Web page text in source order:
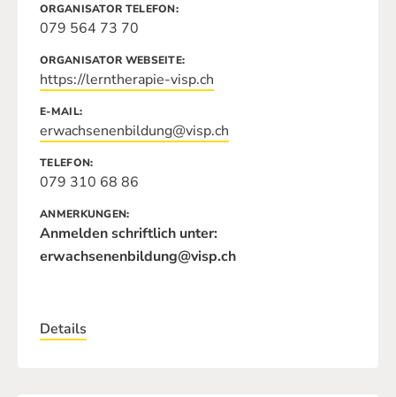
ORGANISATOR TELEFON
079 564 73 70
ORGANISATOR WEBSEITE
https://lerntherapie-visp.ch
E-MAIL
erwachsenenbildung@visp.ch
TELEFON
079 310 68 86
ANMERKUNGEN
Anmelden schriftlich unter:
erwachsenenbildung@visp.ch
Details